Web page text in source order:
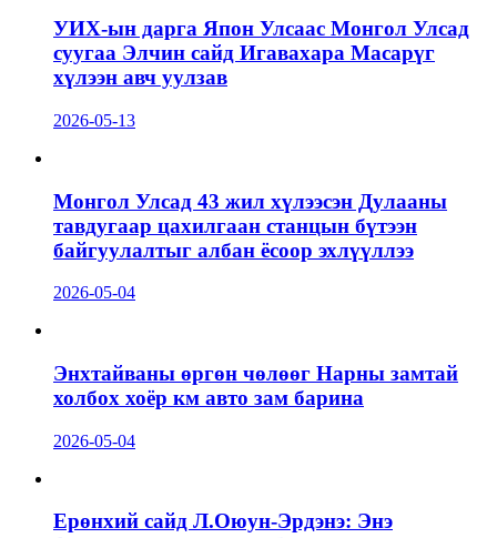
УИХ-ын дарга Япон Улсаас Монгол Улсад
суугаа Элчин сайд Игавахара Масарүг
хүлээн авч уулзав
2026-05-13
Монгол Улсад 43 жил хүлээсэн Дулааны
тавдугаар цахилгаан станцын бүтээн
байгуулалтыг албан ёсоор эхлүүллээ
2026-05-04
Энхтайваны өргөн чөлөөг Нарны замтай
холбох хоёр км авто зам барина
2026-05-04
Ерөнхий сайд Л.Оюун-Эрдэнэ: Энэ